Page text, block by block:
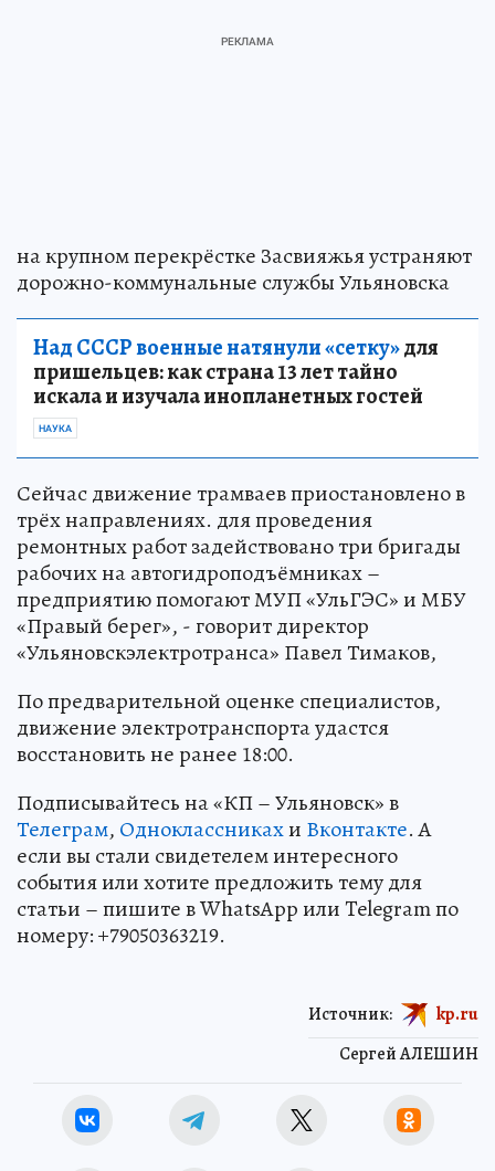
на крупном перекрёстке Засвияжья устраняют
дорожно-коммунальные службы Ульяновска
Над СССР военные натянули «сетку»для
пришельцев: как страна 13 лет тайно
искала и изучала инопланетных гостей
НАУКА
Сейчас движение трамваев приостановлено в
трёх направлениях. для проведения
ремонтных работ задействовано три бригады
рабочих на автогидроподъёмниках –
предприятию помогают МУП «УльГЭС» и МБУ
«Правый берег», - говорит директор
«Ульяновскэлектротранса» Павел Тимаков,
По предварительной оценке специалистов,
движение электротранспорта удастся
восстановить не ранее 18:00.
Подписывайтесь на «КП – Ульяновск» в
Телеграм, Одноклассникахи Вконтакте. А
если вы стали свидетелем интересного
события или хотите предложить тему для
статьи – пишите в WhatsApp или Telegram по
номеру: +79050363219.
Сергей АЛЕШИН
Источник: kp.ru